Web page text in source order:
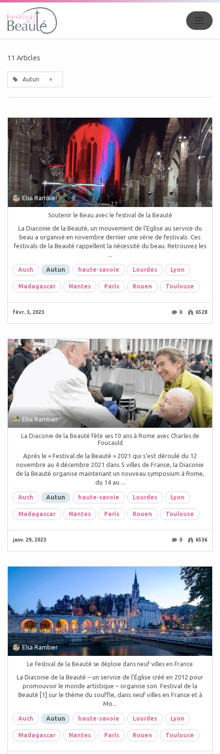
11 Articles
Autun ×
Elsa Rambier
Soutenir le Beau avec le festival de la Beauté
La Diaconie de la Beauté, un mouvement de l’Eglise au service du
beau a organisé en novembre dernier une série de festivals. Ces
festivals de la Beauté rappellent la nécessité du beau. Retrouvez les
Auch Autun haute-savoie Lourdes Lyon
Madagascar Nantes Paris Rouen Toulouse
févr. 3, 2023 0 6528
Elsa Rambier
La Diaconie de la Beauté fête ses 10 ans à Rome avec Charles de
Foucauld
Après le « Festival de la Beauté » 2021 qui s’est déroulé du 12
novembre au 4 décembre 2021 dans 5 villes de France, la Diaconie
de la Beauté organise maintenant un nouveau symposium à Rome,
du 14 au ...
Auch Autun haute-savoie Lourdes Lyon
Madagascar Nantes Paris Rouen Toulouse
janv. 29, 2023 0 6536
Elsa Rambier
Le Festival de la Beauté se déploie dans neuf villes en France
La Diaconie de la Beauté – un service de l’Église créé en 2012 pour
promouvoir le monde artistique – organise son Festival de la
Beauté [1] sur le thème du souffle, dans neuf villes en France et à
Mo...
Auch Autun haute-savoie Lourdes Lyon
Madagascar Nantes Paris Rouen Toulouse